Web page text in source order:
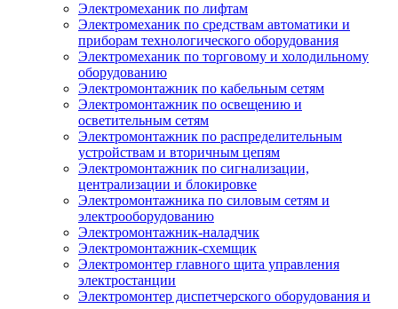
Электромеханик по лифтам
Электромеханик по средствам автоматики и
приборам технологического оборудования
Электромеханик по торговому и холодильному
оборудованию
Электромонтажник по кабельным сетям
Электромонтажник по освещению и
осветительным сетям
Электромонтажник по распределительным
устройствам и вторичным цепям
Электромонтажник по сигнализации,
централизации и блокировке
Электромонтажника по силовым сетям и
электрооборудованию
Электромонтажник-наладчик
Электромонтажник-схемщик
Электромонтер главного щита управления
электростанции
Электромонтер диспетчерского оборудования и